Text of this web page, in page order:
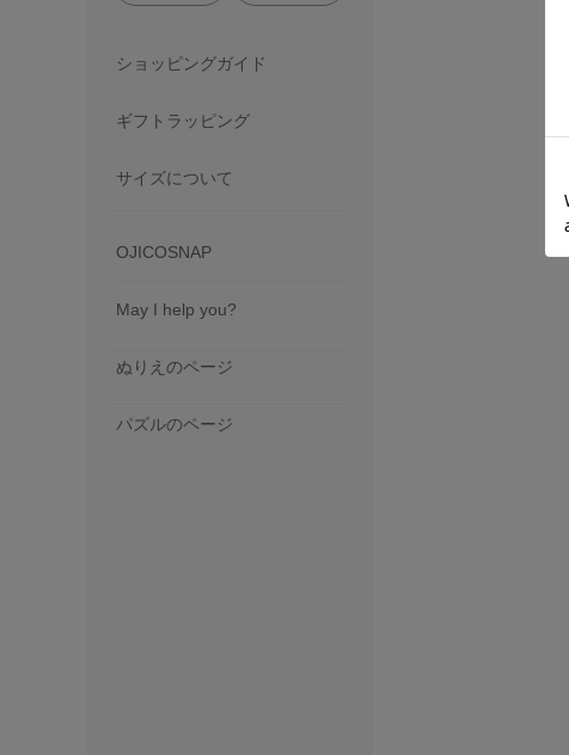
ショッピングガイド
ギフトラッピング
サイズについて
OJICOSNAP
May I help you?
ぬりえのページ
パズルのページ